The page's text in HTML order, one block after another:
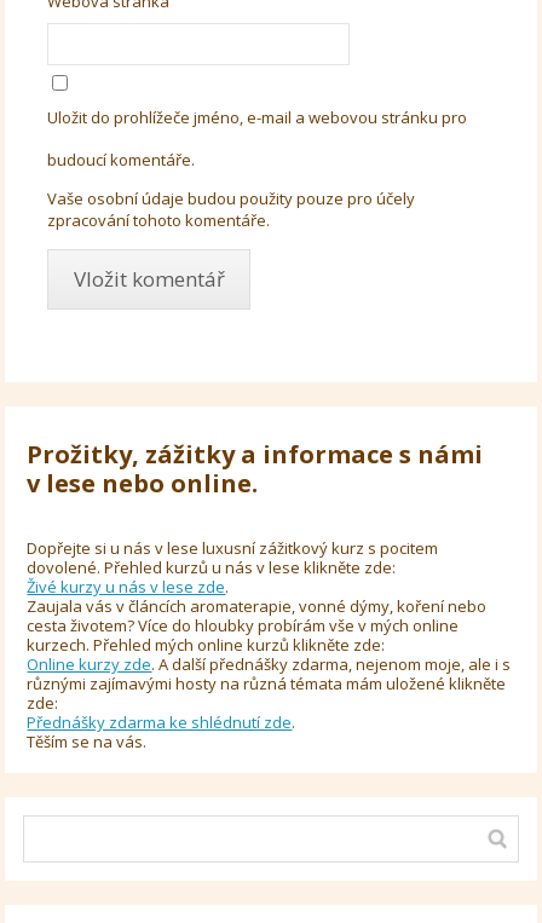
Uložit do prohlížeče jméno, e-mail a webovou stránku pro
budoucí komentáře.
Vaše osobní údaje budou použity pouze pro účely
zpracování tohoto komentáře.
Prožitky, zážitky a informace s námi
v lese nebo online.
Dopřejte si u nás v lese luxusní zážitkový kurz s pocitem
dovolené. Přehled kurzů u nás v lese klikněte zde:
Živé kurzy u nás v lese zde.
Zaujala vás v článcích aromaterapie, vonné dýmy, koření nebo
cesta životem? Více do hloubky probírám vše v mých online
kurzech. Přehled mých online kurzů klikněte zde:
Online kurzy zde. A další přednášky zdarma, nejenom moje, ale i s
různými zajímavými hosty na různá témata mám uložené klikněte
zde:
Přednášky zdarma ke shlédnutí zde.
Těším se na vás.